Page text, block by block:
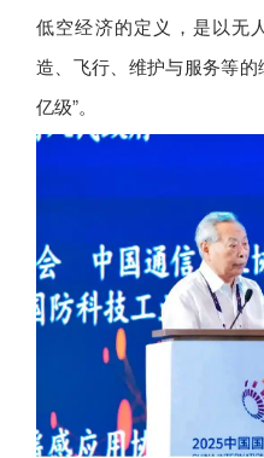
低空经济的定义，是以无
造、飞行、维护与服务等
亿级”。